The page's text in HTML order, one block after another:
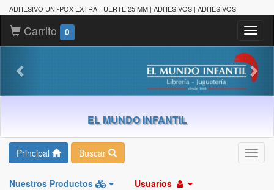
ADHESIVO UNI-POX EXTRA FUERTE 25 MM | ADHESIVOS | ADHESIVOS
Carrito 0
EL MUNDO INFANTIL
Principal Buscar
Nuestros Productos Usuarios